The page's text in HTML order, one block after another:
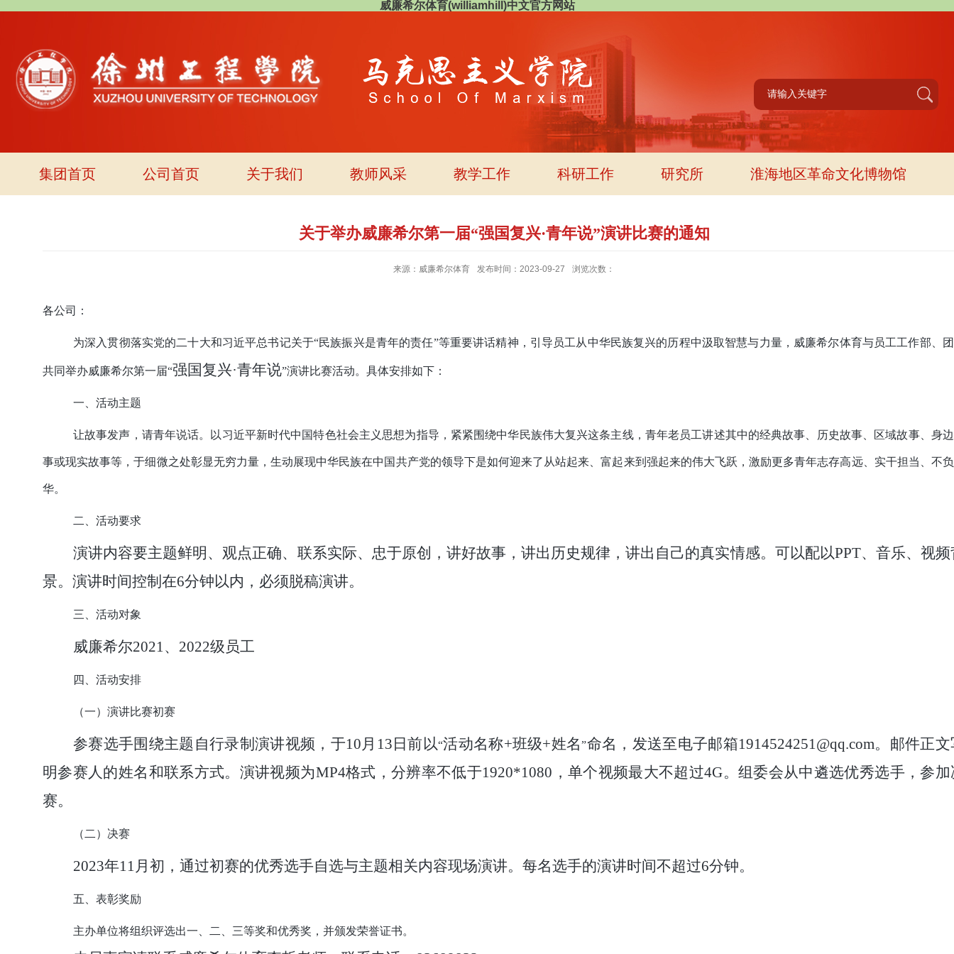
威廉希尔体育(williamhill)中文官方网站
集团首页 公司首页 关于我们 教师风采 教学工作 科研工作 研究所 淮海地区革命文化博物馆
关于举办威廉希尔第一届“强国复兴·青年说”演讲比赛的通知
来源：威廉希尔体育 发布时间：2023-09-27 浏览次数：
各公司：
为深入贯彻落实党的二十大和习近平总书记关于“民族振兴是青年的责任”等重要讲话精神，引导员工从中华民族复兴的历程中汲取智慧与力量，威廉希尔体育与员工工作部、
共同举办威廉希尔第一届“强国复兴·青年说”演讲比赛活动。具体安排如下：
一、活动主题
让故事发声，请青年说话。以习近平新时代中国特色社会主义思想为指导，紧紧围绕中华民族伟大复兴这条主线，青年老员工讲述其中的经典故事、历史故事、区域故事、身
事或现实故事等，于细微之处彰显无穷力量，生动展现中华民族在中国共产党的领导下是如何迎来了从站起来、富起来到强起来的伟大飞跃，激励更多青年志存高远、实干担当、不
华。
二、活动要求
演讲内容要主题鲜明、观点正确、联系实际、忠于原创，讲好故事，讲出历史规律，讲出自己的真实情感。可以配以PPT、音乐、视频
景。演讲时间控制在6分钟以内，必须脱稿演讲。
三、活动对象
威廉希尔2021、 2022级员工
四、活动安排
（一）演讲比赛初赛
参赛选手围绕主题自行录制演讲视频，于10月 13 日前以“活动名称+班级+姓名”命名，发送至电子邮箱1914524251@qq.com。邮件正文
明参赛人的姓名和联系方式。演讲视频为MP4格式，分辨率不低于1920*1080 ，单个视频最大不超过4G。组委会从中遴选优秀选手，参加
赛。
（二）决赛
2023年11月初，通过初赛的优秀选手自选与主题相关内容现场演讲。每名选手的演讲时间不超过6分钟。
五、表彰奖励
主办单位将组织评选出一、二、三等奖和优秀奖，并颁发荣誉证书。